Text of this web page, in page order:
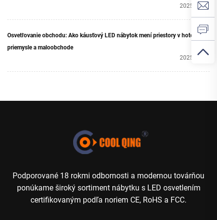
2025-11-06
Osvetľovanie obchodu: Ako káusťový LED nábytok mení priestory v hotelovom
priemysle a maloobchode
2025-11-13
Podporované 18 rokmi odbornosti a modernou továrňou
ponúkame široký sortiment nábytku s LED osvetlením
certifikovaným podľa noriem CE, RoHS a FCC.